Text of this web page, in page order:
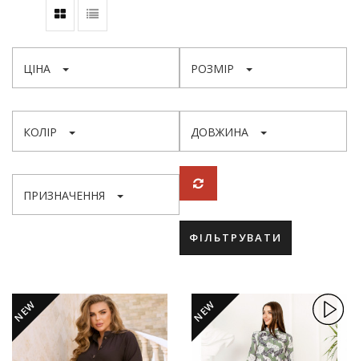
ЦІНА РОЗМІР
КОЛІР ДОВЖИНА
ПРИЗНАЧЕННЯ
ФІЛЬТРУВАТИ
NEW NEW